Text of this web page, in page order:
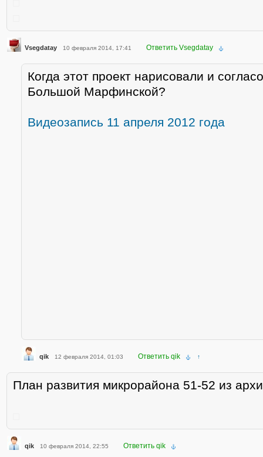
Vsegdatay 10 февраля 2014, 17:41 Ответить Vsegdatay
Когда этот проект нарисовали и
Большой Марфинской?
Видеозапись 11 апреля 2012 года
qik 12 февраля 2014, 01:03 Ответить qik ↑
План развития микрорайона 51-52 из
qik 10 февраля 2014, 22:55 Ответить qik